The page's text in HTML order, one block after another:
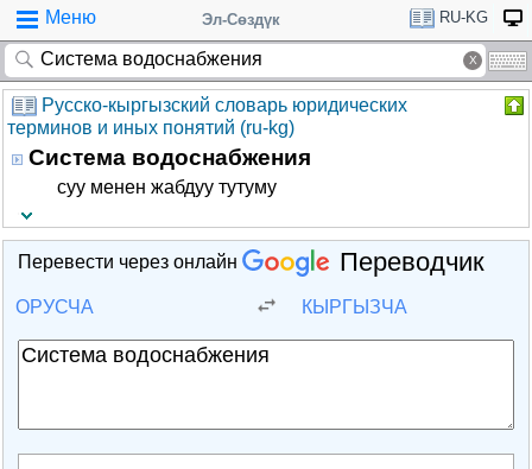
Меню Эл-Сөздүк RU-KG
Русско-кыргызский словарь юридических
терминов и иных понятий (ru-kg)
Система водоснабжения
суу менен жабдуу тутуму
Перевести через онлайн Переводчик
ОРУСЧА КЫРГЫЗЧА